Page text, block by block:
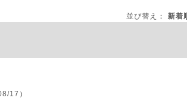
並び替え： 新着
17）